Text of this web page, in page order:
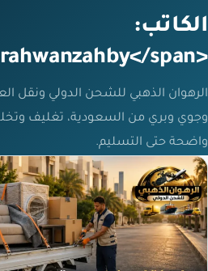
الكاتب:
<span>rahwanzahby</span>
الرهوان الذهبي للشحن الدولي
وجوي وبري من السعودية، تغليف
واضحة حتى التسليم.